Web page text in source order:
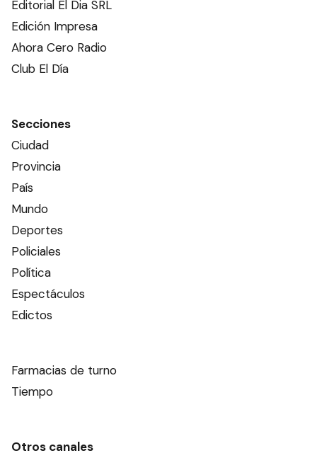
Editorial El Dia SRL
Edición Impresa
Ahora Cero Radio
Club El Día
Secciones
Ciudad
Provincia
País
Mundo
Deportes
Policiales
Política
Espectáculos
Edictos
Farmacias de turno
Tiempo
Otros canales